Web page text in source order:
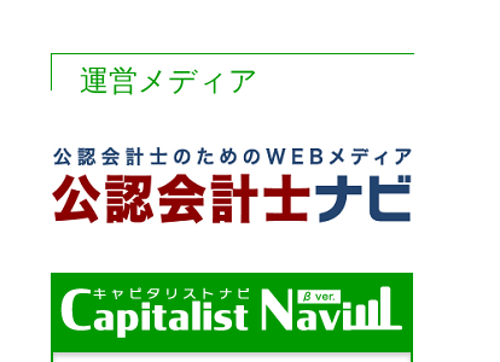
運営メディア